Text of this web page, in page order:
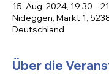
15. Aug. 2024, 19:30 –
Nideggen, Markt 1,
Deutschland
Über die